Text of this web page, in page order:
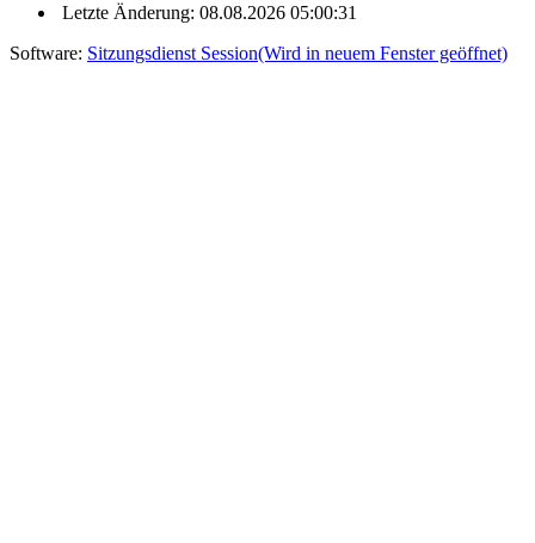
Letzte Änderung: 08.08.2026 05:00:31
Software: Sitzungsdienst Session(Wird in neuem Fenster geöffnet)